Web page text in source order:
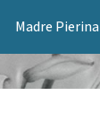
Madre Pierina